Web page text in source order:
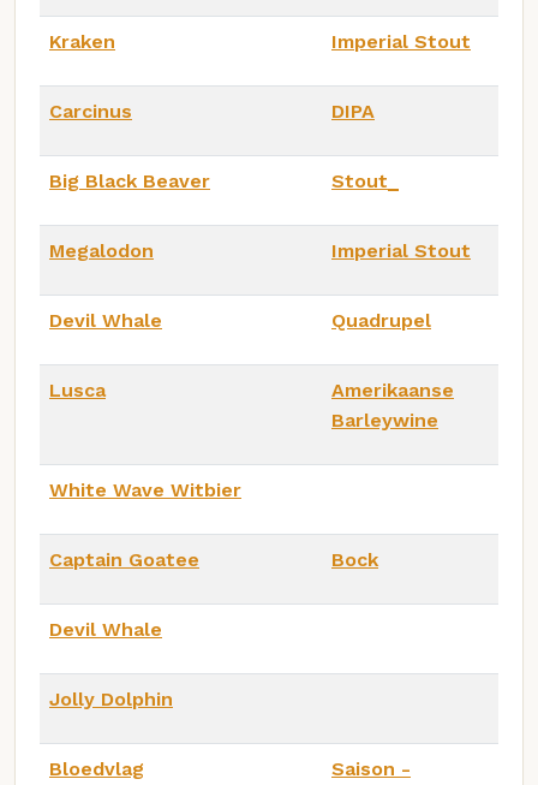
Kraken Imperial Stout
Carcinus DIPA
Big Black Beaver Stout_
Megalodon Imperial Stout
Devil Whale Quadrupel
Lusca
Amerikaanse
Barleywine
White Wave Witbier
Captain Goatee Bock
Devil Whale
Jolly Dolphin
Bloedvlag
Saison -